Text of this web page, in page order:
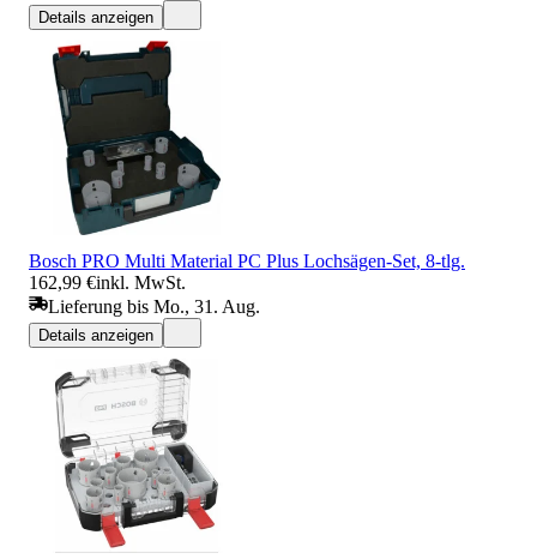
Details anzeigen
Bosch PRO Multi Material PC Plus Lochsägen-Set, 8-tlg.
162,99 €inkl. MwSt.
Lieferung bis Mo., 31. Aug.
Details anzeigen